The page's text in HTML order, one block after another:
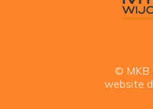
© MKB
website